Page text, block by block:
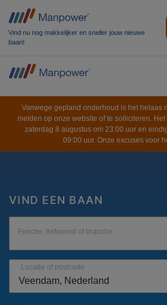
Vind nu nog makkelijker en sneller jouw nieuwe
baan!
Vanwege gepland onderhoud is het helaas
melden op onze website of te solliciteren.
zaterdag 8 augustus om 23:00 uur en
09:00 uur. Onze excuses voor
VIND EEN BAAN
Functie, trefwoord of branche
Locatie of postcode